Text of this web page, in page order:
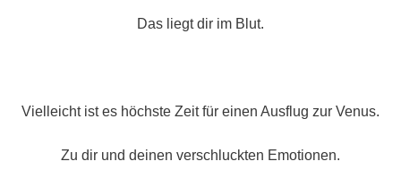
Das liegt dir im Blut.
Vielleicht ist es höchste Zeit für einen Ausflug zur Venus.
Zu dir und deinen verschluckten Emotionen.